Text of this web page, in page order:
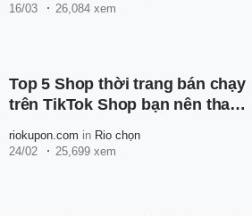
16/03
26,084 xem
Top 5 Shop thời trang bán chạy
trên TikTok Shop bạn nên tham
riokupon.com in Rio chọn
24/02
25,699 xem